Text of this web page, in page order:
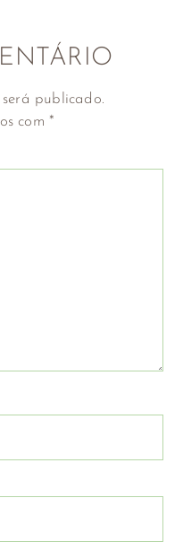
publicado.
com *